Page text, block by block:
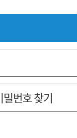
밀번호 찾기